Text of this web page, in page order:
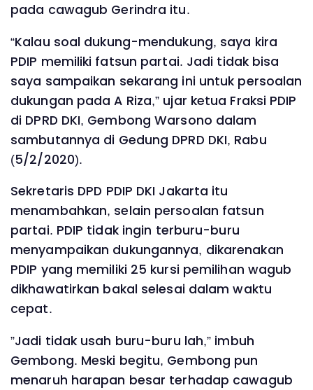
pada cawagub Gerindra itu.
“Kalau soal dukung-mendukung, saya kira
PDIP memiliki fatsun partai. Jadi tidak bisa
saya sampaikan sekarang ini untuk persoalan
dukungan pada A Riza,” ujar ketua Fraksi PDIP
di DPRD DKI, Gembong Warsono dalam
sambutannya di Gedung DPRD DKI, Rabu
(5/2/2020).
Sekretaris DPD PDIP DKI Jakarta itu
menambahkan, selain persoalan fatsun
partai. PDIP tidak ingin terburu-buru
menyampaikan dukungannya, dikarenakan
PDIP yang memiliki 25 kursi pemilihan wagub
dikhawatirkan bakal selesai dalam waktu
cepat.
”Jadi tidak usah buru-buru lah,” imbuh
Gembong. Meski begitu, Gembong pun
menaruh harapan besar terhadap cawagub